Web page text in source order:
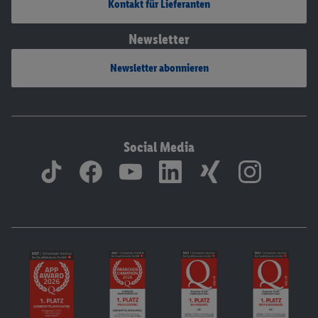
Kontakt für Lieferanten
Newsletter
Newsletter abonnieren
Social Media